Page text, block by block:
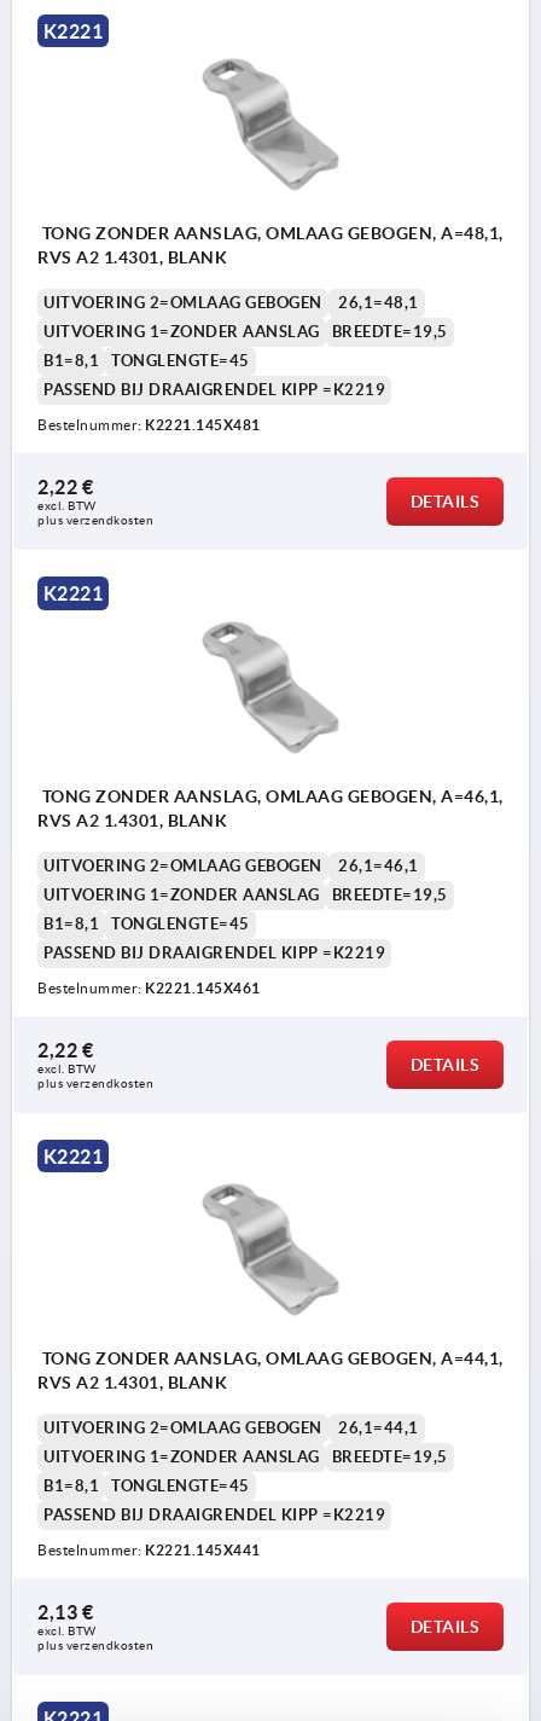
K2221
TONG ZONDER AANSLAG, OMLAAG GEBOGEN, A=48,1,
RVS A2 1.4301, BLANK
UITVOERING 2=OMLAAG GEBOGEN
26,1=48,1
UITVOERING 1=ZONDER AANSLAG
BREEDTE=19,5
B1=8,1
TONGLENGTE=45
PASSEND BIJ DRAAIGRENDEL KIPP =K2219
Bestelnummer: K2221.145X481
2,22 €
excl. BTW
plus verzendkosten
DETAILS
K2221
TONG ZONDER AANSLAG, OMLAAG GEBOGEN, A=46,1,
RVS A2 1.4301, BLANK
UITVOERING 2=OMLAAG GEBOGEN
26,1=46,1
UITVOERING 1=ZONDER AANSLAG
BREEDTE=19,5
B1=8,1
TONGLENGTE=45
PASSEND BIJ DRAAIGRENDEL KIPP =K2219
Bestelnummer: K2221.145X461
2,22 €
excl. BTW
plus verzendkosten
DETAILS
K2221
TONG ZONDER AANSLAG, OMLAAG GEBOGEN, A=44,1,
RVS A2 1.4301, BLANK
UITVOERING 2=OMLAAG GEBOGEN
26,1=44,1
UITVOERING 1=ZONDER AANSLAG
BREEDTE=19,5
B1=8,1
TONGLENGTE=45
PASSEND BIJ DRAAIGRENDEL KIPP =K2219
Bestelnummer: K2221.145X441
2,13 €
excl. BTW
plus verzendkosten
DETAILS